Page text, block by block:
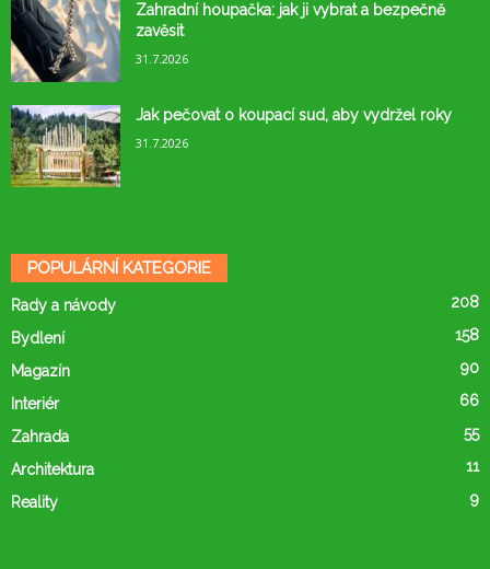
Zahradní houpačka: jak ji vybrat a bezpečně
zavěsit
31.7.2026
Jak pečovat o koupací sud, aby vydržel roky
31.7.2026
POPULÁRNÍ KATEGORIE
Rady a návody 208
Bydlení 158
Magazín 90
Interiér 66
Zahrada 55
Architektura 11
Reality 9